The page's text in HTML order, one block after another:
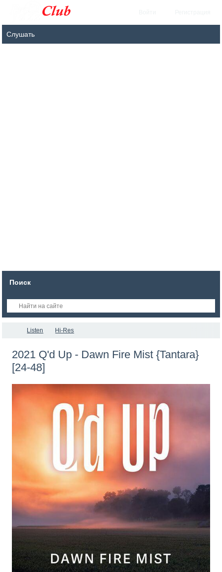
Поиск
Listen Hi-Res
2021 Q'd Up - Dawn Fire Mist {Tantara}
[24-48]